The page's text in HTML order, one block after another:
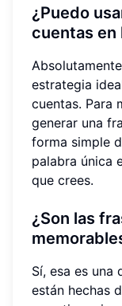
¿Puedo
cuentas en
estrategia
cuentas. Para
generar una
forma simple
palabra única
que crees.
¿Son las
Sí, esa es una
están hechas